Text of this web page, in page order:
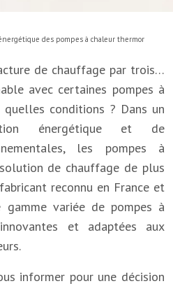
des pompes à chaleur thermor
de chauffage par trois…
avec certaines pompes à
quelles conditions ? Dans un
énergétique et de
les pompes à
de chauffage de plus
reconnu en France et
gamme variée de pompes à
et adaptées aux
informer pour une décision